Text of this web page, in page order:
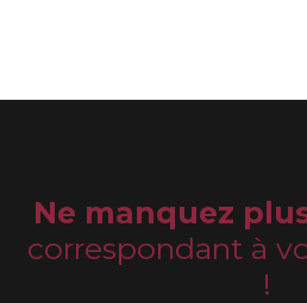
Ne manquez
correspondant à
!